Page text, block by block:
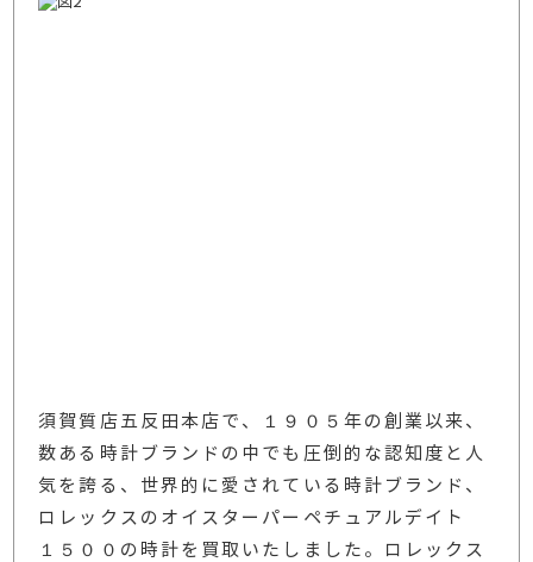
須賀質店五反田本店で、１９０５年の創業以来、
数ある時計ブランドの中でも圧倒的な認知度と人
気を誇る、世界的に愛されている時計ブランド、
ロレックスのオイスターパーペチュアルデイト
１５００の時計を買取いたしました。ロレックス